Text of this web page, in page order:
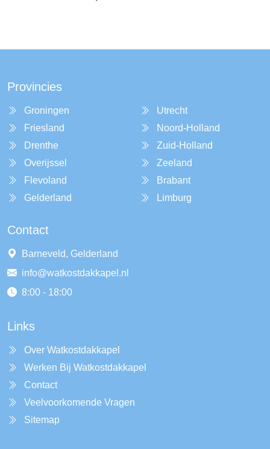
Provincies
Groningen
Friesland
Drenthe
Overijssel
Flevoland
Gelderland
Utrecht
Noord-Holland
Zuid-Holland
Zeeland
Brabant
Limburg
Contact
Barneveld, Gelderland
info@watkostdakkapel.nl
8:00 - 18:00
Links
Over Watkostdakkapel
Werken Bij Watkostdakkapel
Contact
Veelvoorkomende Vragen
Sitemap